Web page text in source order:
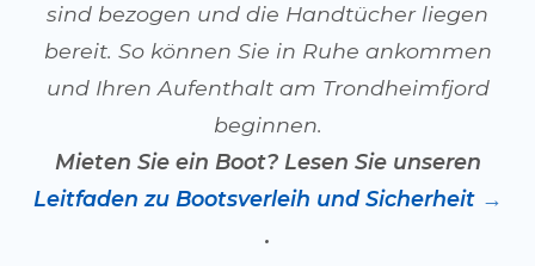
sind bezogen und die Handtücher liegen
bereit. So können Sie in Ruhe ankommen
und Ihren Aufenthalt am Trondheimfjord
beginnen.
Mieten Sie ein Boot? Lesen Sie unseren
Leitfaden zu Bootsverleih und Sicherheit
.